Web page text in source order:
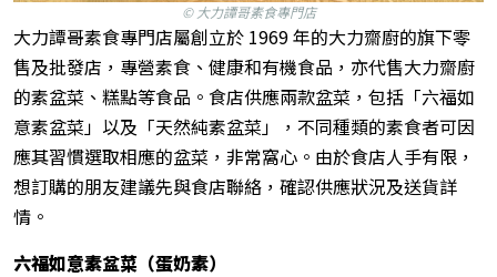
© 大力譚哥素食專門店
大力譚哥素食專門店屬創立於 1969 年的大力齋廚的旗下零
售及批發店，專營素食、健康和有機食品，亦代售大力齋廚
的素盆菜、糕點等食品。食店供應兩款盆菜，包括「六福如
意素盆菜」以及「天然純素盆菜」，不同種類的素食者可因
應其習慣選取相應的盆菜，非常窩心。由於食店人手有限，
想訂購的朋友建議先與食店聯絡，確認供應狀況及送貨詳
情。
六福如意素盆菜 （蛋奶素）